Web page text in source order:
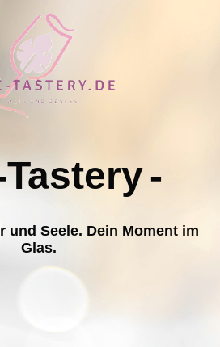
-
und Seele. Dein Moment im
Glas.